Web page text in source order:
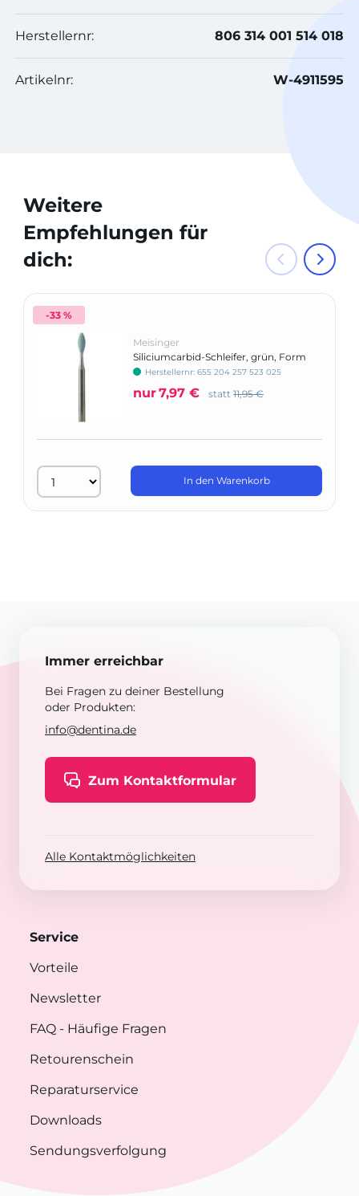
Herstellernr: 806 314 001 514 018
Artikelnr: W-4911595
Weitere
Empfehlungen für
dich:
-33 %
Meisinger
Siliciumcarbid-Schleifer, grün, Form
666Herstellernr: 655 204 257 523 025
nur7,97 € statt 11,95 €
In den Warenkorb
Immer erreichbar
Bei Fragen zu deiner Bestellung
oder Produkten:
info@dentina.de
Zum Kontaktformular
Alle Kontaktmöglichkeiten
Service
Vorteile
Newsletter
FAQ - Häufige Fragen
Retourenschein
Reparaturservice
Downloads
Sendungsverfolgung